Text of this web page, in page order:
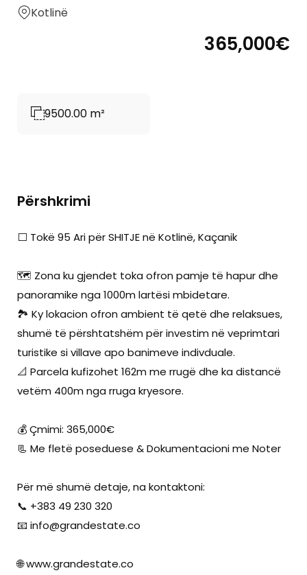
Kotlinë
365,000€
9500.00 m²
Përshkrimi
⬜ Tokë 95 Ari për SHITJE në Kotlinë, Kaçanik
🗺️ Zona ku gjendet toka ofron pamje të hapur dhe
panoramike nga 1000m lartësi mbidetare.
🏞️ Ky lokacion ofron ambient të qetë dhe relaksues,
shumë të përshtatshëm për investim në veprimtari
turistike si villave apo banimeve indivduale.
📐 Parcela kufizohet 162m me rrugë dhe ka distancë
vetëm 400m nga rruga kryesore.
💰 Çmimi: 365,000€
📃 Me fletë poseduese & Dokumentacioni me Noter
Për më shumë detaje, na kontaktoni:
📞 +383 49 230 320
📧 info@grandestate.co
🌐 www.grandestate.co